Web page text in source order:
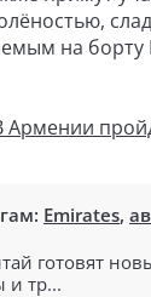
на борту
Армении
Emirates,
готовят
и тр...